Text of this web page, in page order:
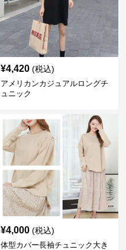
¥4,420 (税込)
アメリカンカジュアルロングチ
ュニック
¥4,000 (税込)
体型カバー長袖チュニック大き